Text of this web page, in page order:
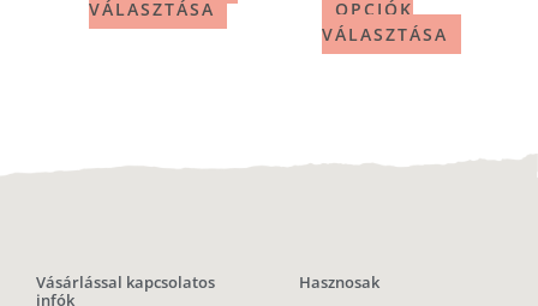
VÁLASZTÁSA
OPCIÓK
VÁLASZTÁSA
Vásárlással kapcsolatos
infók
Hasznosak